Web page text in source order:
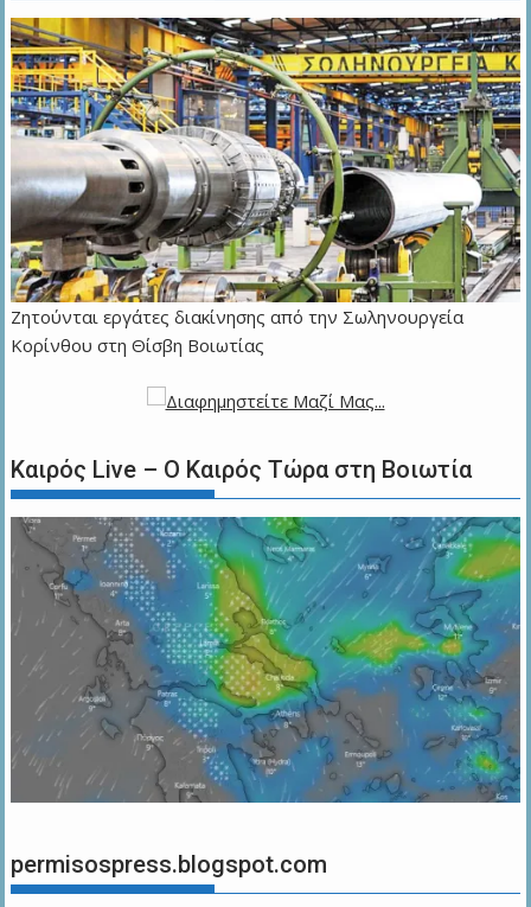
Ζητούνται εργάτες διακίνησης από την Σωληνουργεία
Κορίνθου στη Θίσβη Βοιωτίας
Καιρός Live – Ο Καιρός Τώρα στη Βοιωτία
permisospress.blogspot.com